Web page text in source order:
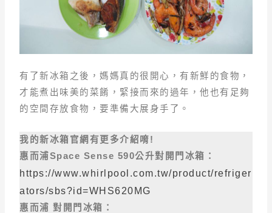
有了新冰箱之後，媽媽真的很開心，有新鮮的食物，
才能煮出味美的菜餚，緊接而來的過年，他也有足夠
的空間存放食物，要準備大展身手了。
我的新冰箱官網有更多介紹唷!
惠而浦Space Sense 590公升對開門冰箱：
https://www.whirlpool.com.tw/product/refriger
ators/sbs?id=WHS620MG
惠而浦 對開門冰箱：